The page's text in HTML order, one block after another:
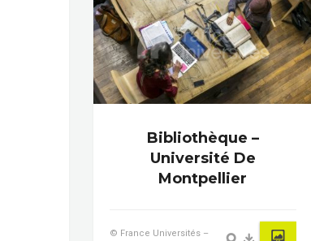
Bibliothèque –
Université De
Montpellier
© France Universités –